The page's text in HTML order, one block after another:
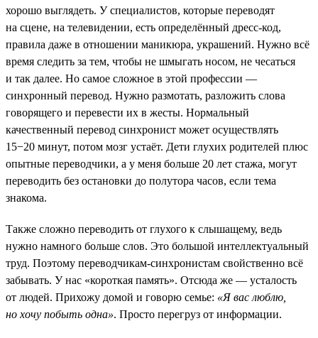
хорошо выглядеть. У специалистов, которые переводят
на сцене, на телевидении, есть определённый дресс-код,
правила даже в отношении маникюра, украшений. Нужно всё
время следить за тем, чтобы не шмыгать носом, не чесаться
и так далее. Но самое сложное в этой профессии —
синхронный перевод. Нужно размотать, разложить слова
говорящего и перевести их в жесты. Нормальный
качественный перевод синхронист может осуществлять
15−20 минут, потом мозг устаёт. Дети глухих родителей плюс
опытные переводчики, а у меня больше 20 лет стажа, могут
переводить без остановки до полутора часов, если тема
знакома.
Также сложно переводить от глухого к слышащему, ведь
нужно намного больше слов. Это большой интеллектуальный
труд. Поэтому переводчикам-синхронистам свойственно всё
забывать. У нас «короткая память». Отсюда же — усталость
от людей. Прихожу домой и говорю семье: «Я вас люблю,
но хочу побыть одна». Просто перегруз от информации.